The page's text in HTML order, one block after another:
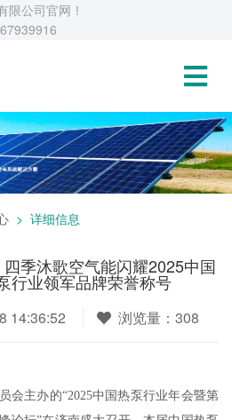
限公司官网！
详细信息
季沐歌空气能闪耀2025中国
行业领军品牌荣誉称号
14:36:52 浏览量：308
会主办的“2025中国热泵行业年会暨第